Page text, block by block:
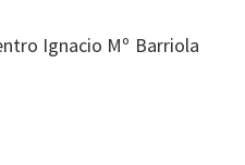
Ignacio Mº Barriola